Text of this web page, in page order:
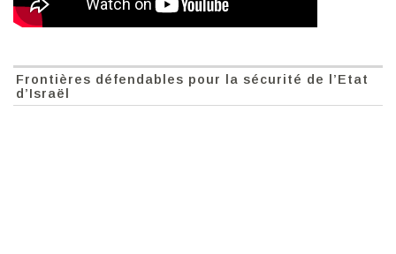
Frontières défendables pour la sécurité de l’Etat
d’Israël